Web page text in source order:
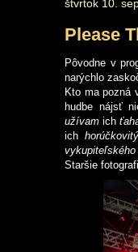
štvrtok 10.
Please
Pôvodne v
narýchlo
Kto ma pozná
hudbe nájsť
užívam ich
ich
vykupiteľského
Staršie